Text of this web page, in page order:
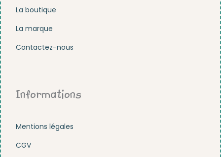
La boutique
La marque
Contactez-nous
Informations
Mentions légales
CGV